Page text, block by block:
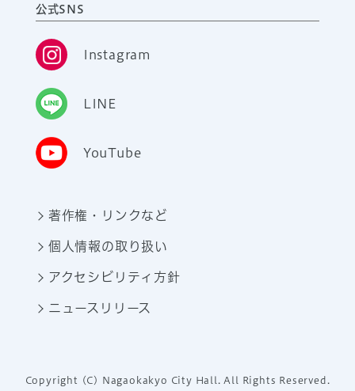
公式SNS
Instagram
LINE
YouTube
著作権・リンクなど
個人情報の取り扱い
アクセシビリティ方針
ニュースリリース
Copyright (C) Nagaokakyo City Hall. All Rights Reserved.